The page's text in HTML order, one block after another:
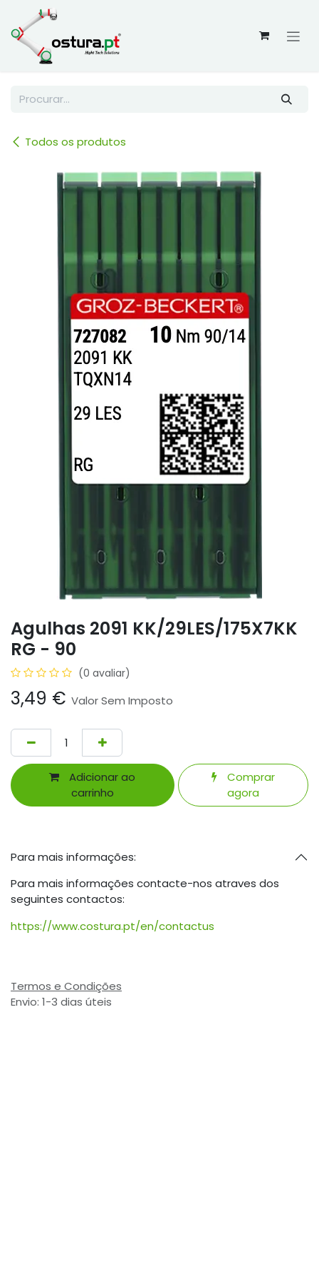
Skip to Content
Todos os produtos
Agulhas 2091 KK/29LES/175X7KK
RG - 90
(0 avaliar)
3,49 € Valor Sem Imposto
Adicionar ao
carrinho
Comprar
agora
Para mais informações:
Para mais informações contacte-nos atraves dos
seguintes contactos:
https://www.costura.pt/en/contactus
Termos e Condições
Envio: 1-3 dias úteis